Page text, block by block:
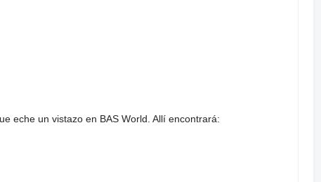
eche un vistazo en BAS World. Allí encontrará: